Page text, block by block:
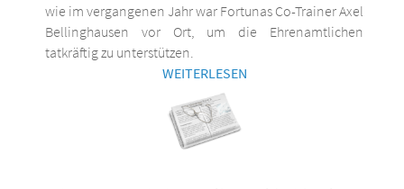
wie im vergangenen Jahr war Fortunas Co-Trainer Axel
Bellinghausen vor Ort, um die Ehrenamtlichen
tatkräftig zu unterstützen.
WEITERLESEN